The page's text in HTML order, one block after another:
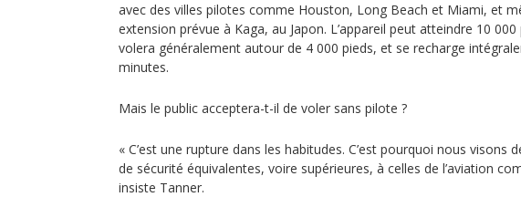
avec des villes pilotes comme Houston, Long Beach et Miami, et
extension prévue à Kaga, au Japon. L’appareil peut atteindre 10 000
volera généralement autour de 4 000 pieds, et se recharge
minutes.
Mais le public acceptera-t-il de voler sans pilote ?
« C’est une rupture dans les habitudes. C’est pourquoi nous visons
de sécurité équivalentes, voire supérieures, à celles de l’aviation
insiste Tanner.